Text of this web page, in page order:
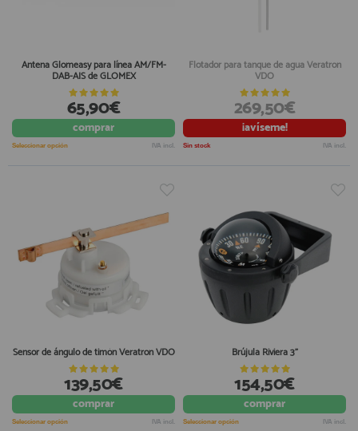
Antena Glomeasy para línea AM/FM-
DAB-AIS de GLOMEX
65,90€
comprar
Seleccionar opción IVA incl.
Flotador para tanque de agua Veratron
VDO
269,50€
¡avíseme!
Sin stock IVA incl.
Sensor de ángulo de timón Veratron VDO
139,50€
comprar
Seleccionar opción IVA incl.
Brújula Riviera 3"
154,50€
comprar
Seleccionar opción IVA incl.